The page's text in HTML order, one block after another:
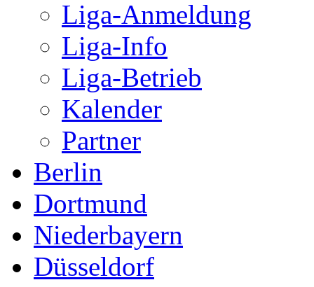
Liga-Anmeldung
Liga-Info
Liga-Betrieb
Kalender
Partner
Berlin
Dortmund
Niederbayern
Düsseldorf